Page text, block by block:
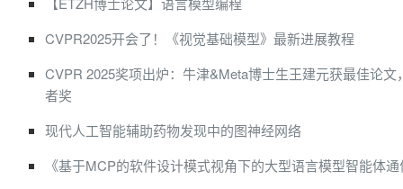
CVPR2025开会了！《视觉基础模型》最新进展教程
CVPR 2025奖项出炉：牛津&Meta博士生王建元获最佳论文
者奖
现代人工智能辅助药物发现中的图神经网络
《基于MCP的软件设计模式视角下的大型语言模型智能体